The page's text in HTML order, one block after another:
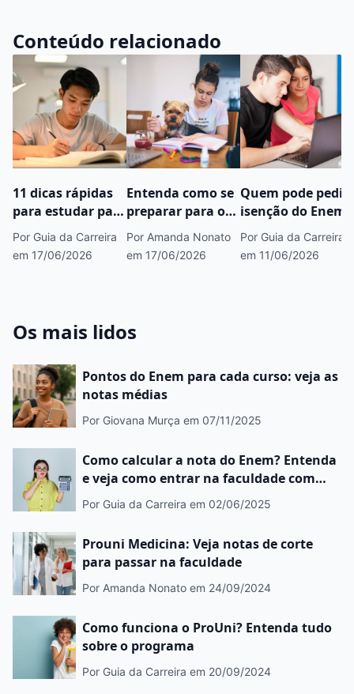
Conteúdo relacionado
11 dicas rápidas
para estudar para
o Enem 2026
Por Guia da Carreira
em 17/06/2026
Entenda como se
preparar para o
Enem com
apenas um passo
Por Amanda Nonato
em 17/06/2026
Quem pode pedir
isenção do Enem?
Por Guia da Carreira
em 11/06/2026
Os mais lidos
Pontos do Enem para cada curso: veja as
notas médias
Por Giovana Murça em 07/11/2025
Como calcular a nota do Enem? Entenda
e veja como entrar na faculdade com
bolsas
Por Guia da Carreira em 02/06/2025
Prouni Medicina: Veja notas de corte
para passar na faculdade
Por Amanda Nonato em 24/09/2024
Como funciona o ProUni? Entenda tudo
sobre o programa
Por Guia da Carreira em 20/09/2024